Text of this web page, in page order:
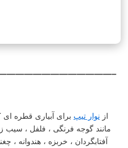
از نوار تیپ برای آبیاری قطره
مانند گوجه فرنگی ، فلفل ، سیب
آفتابگردان ، خربزه ، هندوانه ،